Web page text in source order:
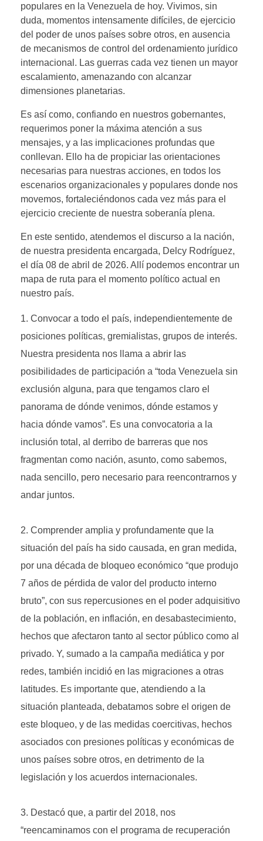
populares en la Venezuela de hoy. Vivimos, sin
duda, momentos intensamente difíciles, de ejercicio
del poder de unos países sobre otros, en ausencia
de mecanismos de control del ordenamiento jurídico
internacional. Las guerras cada vez tienen un mayor
escalamiento, amenazando con alcanzar
dimensiones planetarias.
Es así como, confiando en nuestros gobernantes,
requerimos poner la máxima atención a sus
mensajes, y a las implicaciones profundas que
conllevan. Ello ha de propiciar las orientaciones
necesarias para nuestras acciones, en todos los
escenarios organizacionales y populares donde nos
movemos, fortaleciéndonos cada vez más para el
ejercicio creciente de nuestra soberanía plena.
En este sentido, atendemos el discurso a la nación,
de nuestra presidenta encargada, Delcy Rodríguez,
el día 08 de abril de 2026. Allí podemos encontrar un
mapa de ruta para el momento político actual en
nuestro país.
Convocar a todo el país, independientemente de
posiciones políticas, gremialistas, grupos de interés.
Nuestra presidenta nos llama a abrir las
posibilidades de participación a “toda Venezuela sin
exclusión alguna, para que tengamos claro el
panorama de dónde venimos, dónde estamos y
hacia dónde vamos”. Es una convocatoria a la
inclusión total, al derribo de barreras que nos
fragmentan como nación, asunto, como sabemos,
nada sencillo, pero necesario para reencontrarnos y
andar juntos.
Comprender amplia y profundamente que la
situación del país ha sido causada, en gran medida,
por una década de bloqueo económico “que produjo
7 años de pérdida de valor del producto interno
bruto”, con sus repercusiones en el poder adquisitivo
de la población, en inflación, en desabastecimiento,
hechos que afectaron tanto al sector público como al
privado. Y, sumado a la campaña mediática y por
redes, también incidió en las migraciones a otras
latitudes. Es importante que, atendiendo a la
situación planteada, debatamos sobre el origen de
este bloqueo, y de las medidas coercitivas, hechos
asociados con presiones políticas y económicas de
unos países sobre otros, en detrimento de la
legislación y los acuerdos internacionales.
Destacó que, a partir del 2018, nos
“reencaminamos con el programa de recuperación